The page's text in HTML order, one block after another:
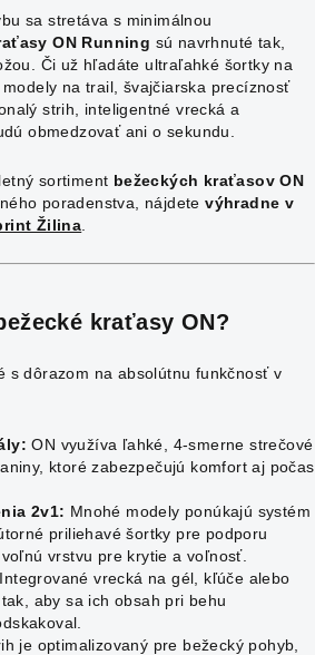
sa stretáva s minimálnou
ON Running sú navrhnuté tak,
Či už hľadáte ultraľahké šortky na
na trail, švajčiarska precíznosť
strih, inteligentné vrecká a
obmedzovať ani o sekundu.
sortiment bežeckých kraťasov ON
poradenstva, nájdete výhradne v
Žilina
kraťasy ON?
s dôrazom na absolútnu funkčnosť v
ON využíva ľahké, 4-smerne strečové
ktoré zabezpečujú komfort aj počas
2v1: Mnohé modely ponúkajú systém
priliehavé šortky pre podporu
vrstvu pre krytie a voľnosť.
Integrované vrecká na gél, kľúče alebo
aby sa ich obsah pri behu
je optimalizovaný pre bežecký pohyb,